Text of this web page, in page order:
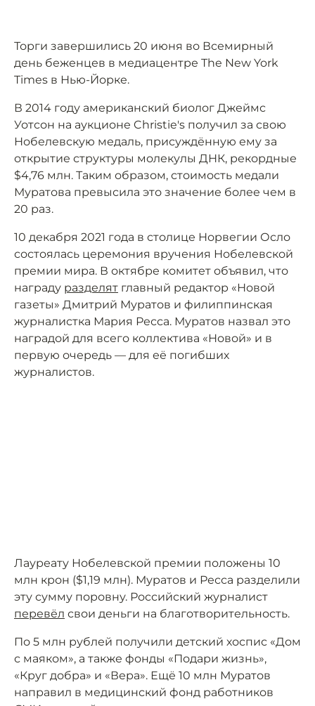
Торги завершились 20 июня во Всемирный
день беженцев в медиацентре The New York
Times в Нью-Йорке.
В 2014 году американский биолог Джеймс
Уотсон на аукционе Christie's получил за свою
Нобелевскую медаль, присуждённую ему за
открытие структуры молекулы ДНК, рекордные
$4,76 млн. Таким образом, стоимость медали
Муратова превысила это значение более чем в
20 раз.
10 декабря 2021 года в столице Норвегии Осло
состоялась церемония вручения Нобелевской
премии мира. В октябре комитет объявил, что
награду разделят главный редактор «Новой
газеты» Дмитрий Муратов и филиппинская
журналистка Мария Ресса. Муратов назвал это
наградой для всего коллектива «Новой» и в
первую очередь — для её погибших
журналистов.
Лауреату Нобелевской премии положены 10
млн крон ($1,19 млн). Муратов и Ресса разделили
эту сумму поровну. Российский журналист
перевёл свои деньги на благотворительность.
По 5 млн рублей получили детский хоспис «Дом
с маяком», а также фонды «Подари жизнь»,
«Круг добра» и «Вера». Ещё 10 млн Муратов
направил в медицинский фонд работников